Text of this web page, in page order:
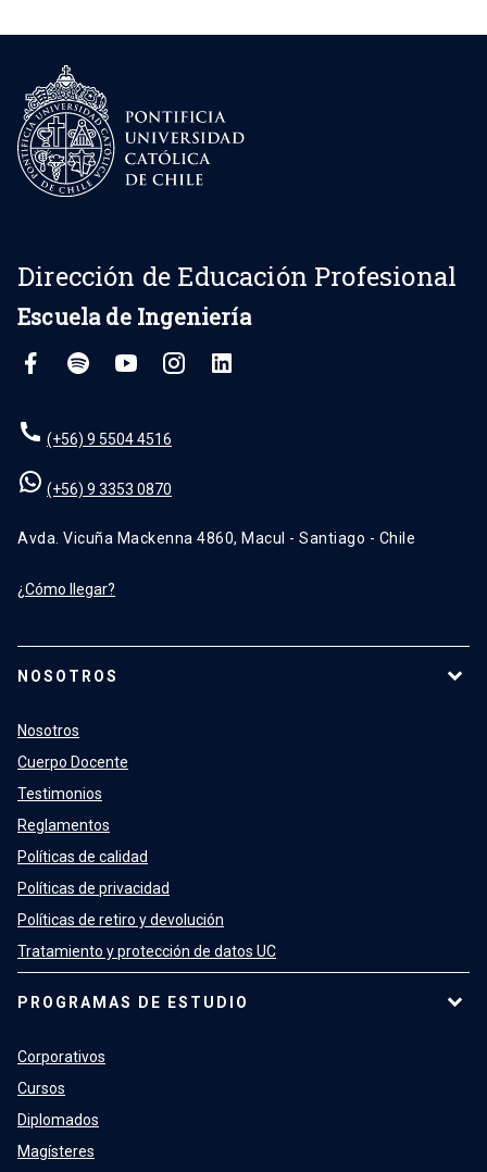
Dirección de Educación Profesional
Escuela de Ingeniería
(+56) 9 5504 4516
(+56) 9 3353 0870
Avda. Vicuña Mackenna 4860, Macul - Santiago - Chile
¿Cómo llegar?
NOSOTROS
Nosotros
Cuerpo Docente
Testimonios
Reglamentos
Políticas de calidad
Políticas de privacidad
Políticas de retiro y devolución
Tratamiento y protección de datos UC
PROGRAMAS DE ESTUDIO
Corporativos
Cursos
Diplomados
Magísteres